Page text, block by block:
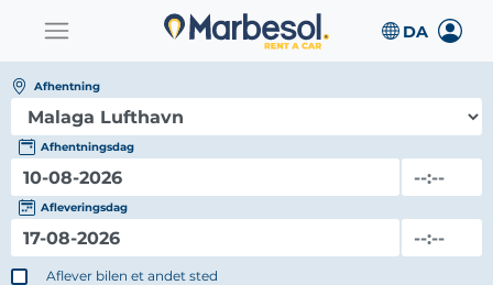
Afhentning
Afhentningsdag
Afleveringsdag
Aflever bilen et andet sted